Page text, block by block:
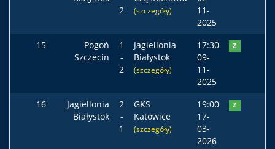
2
(szczegóły)
11-
2025
15
Pogoń
Szczecin
1
-
2
Jagiellonia
Białystok
(szczegóły)
17:30
09-
11-
2025
Z
16
Jagiellonia
Białystok
2
-
1
GKS
Katowice
(szczegóły)
19:00
17-
03-
2026
Z